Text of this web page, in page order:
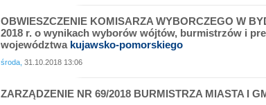
OBWIESZCZENIE KOMISARZA WYBORCZEGO W
2018 r. o wynikach wyborów wójtów, burmistrzów i
województwa kujawsko-pomorskiego
środa, 31.10.2018 13:06
ZARZĄDZENIE NR 69/2018 BURMISTRZA MIASTA I